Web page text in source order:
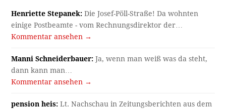
Henriette Stepanek: Die Josef-Pöll-Straße! Da wohnten
einige Postbeamte - vom Rechnungsdirektor der…
Kommentar ansehen →
Manni Schneiderbauer: Ja, wenn man weiß was da steht,
dann kann man…
Kommentar ansehen →
pension heis: Lt. Nachschau in Zeitungsberichten aus dem